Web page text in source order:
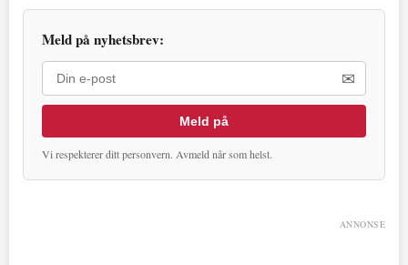
Meld på nyhetsbrev:
✉
Meld på
Vi respekterer ditt personvern. Avmeld når som helst.
ANNONSE